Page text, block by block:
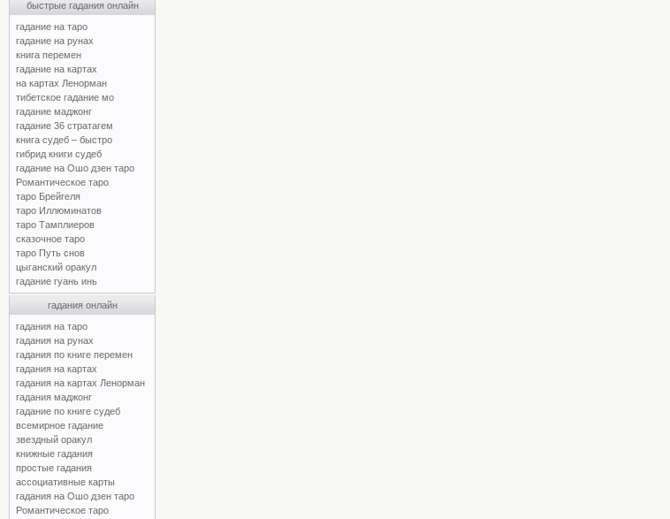
быстрые гадания онлайн
гадание на таро
гадание на рунах
книга перемен
гадание на картах
на картах Ленорман
тибетское гадание мо
гадание маджонг
гадание 36 стратагем
книга судеб – быстро
гибрид книги судеб
гадание на Ошо дзен таро
Романтическое таро
таро Брейгеля
таро Иллюминатов
таро Тамплиеров
сказочное таро
таро Путь снов
цыганский оракул
гадание гуань инь
гадания онлайн
гадания на таро
гадания на рунах
гадания по книге перемен
гадания на картах
гадания на картах Ленорман
гадания маджонг
гадание по книге судеб
всемирное гадание
звездный оракул
книжные гадания
простые гадания
ассоциативные карты
гадания на Ошо дзен таро
Романтическое таро